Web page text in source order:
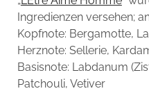
Ingredienzen versehen;
Kopfnote: Bergamotte,
Herznote: Sellerie,
Basisnote: Labdanum
Patchouli, Vetiver